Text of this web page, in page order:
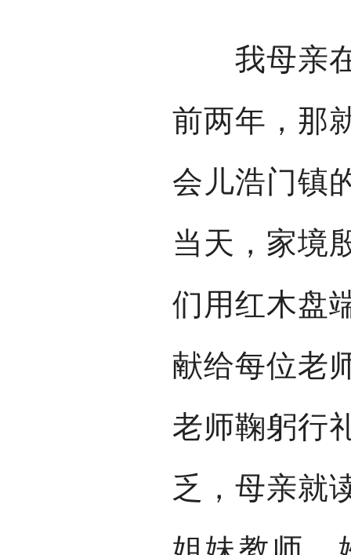
我母亲在
前两年，那
会儿浩门镇
当天，家境
们用红木盘
献给每位老
老师鞠躬行
乏，母亲就